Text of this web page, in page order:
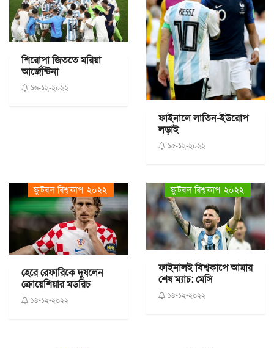
শিরোপা জিততে মরিয়া
আর্জেন্টিনা
১৬-১২-২০২২
ফাইনালে লাতিন-ইউরোপ
লড়াই
১৫-১২-২০২২
ফুটবল বিশ্বকাপ ২০২২
হেরে রেফারিকে দুষলেন
ক্রোয়েশিয়ার মডরিচ
১৪-১২-২০২২
ফুটবল বিশ্বকাপ ২০২২
ফাইনালই বিশ্বকাপে আমার
শেষ ম্যাচ: মেসি
১৪-১২-২০২২